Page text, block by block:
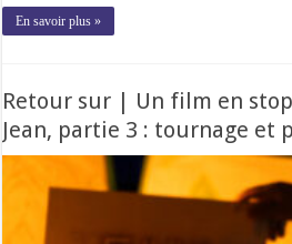
En savoir plus »
Retour sur | Un film en
Jean, partie 3 : tournage et